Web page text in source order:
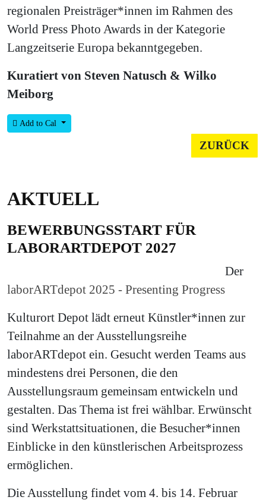
regionalen Preisträger*innen im Rahmen des
World Press Photo Awards in der Kategorie
Langzeitserie Europa bekanntgegeben.
Kuratiert von Steven Natusch & Wilko
Meiborg
Add to Cal
ZURÜCK
AKTUELL
BEWERBUNGSSTART FÜR
LABORARTDEPOT 2027
laborARTdepot 2025 - Presenting Progress
Der
Kulturort Depot lädt erneut Künstler*innen zur
Teilnahme an der Ausstellungsreihe
laborARTdepot ein. Gesucht werden Teams aus
mindestens drei Personen, die den
Ausstellungsraum gemeinsam entwickeln und
gestalten. Das Thema ist frei wählbar. Erwünscht
sind Werkstattsituationen, die Besucher*innen
Einblicke in den künstlerischen Arbeitsprozess
ermöglichen.
Die Ausstellung findet vom 4. bis 14. Februar